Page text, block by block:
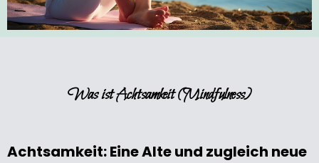
Was ist Achtsamkeit (Mindfulness)
Achtsamkeit: Eine Alte und zugleich neue